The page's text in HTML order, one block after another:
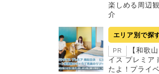
楽しめる周辺
介
エリア別で探
PR
【和歌
イス プレミア
たよ！プライ